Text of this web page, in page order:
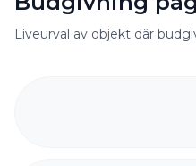
Liveurval av objekt där